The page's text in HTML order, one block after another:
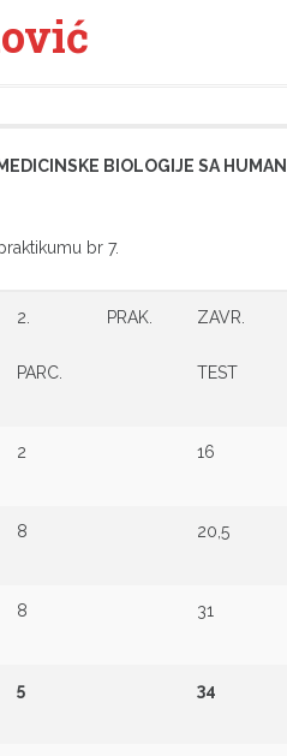
BIOLOGIJE SA
br 7.
2.
PARC.
PRAK. ZAVR.
TEST
2 16
8 20,5
8 31
5 34